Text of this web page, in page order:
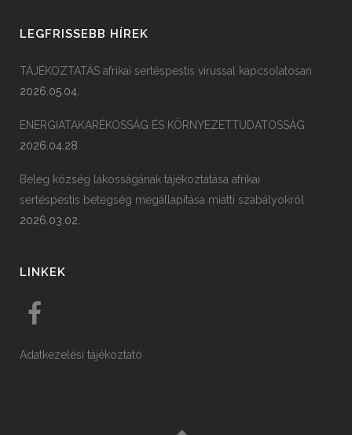
LEGFRISSEBB HÍREK
TÁJÉKOZTATÁS afrikai sertéspestis vírussal kapcsolatosan
2026.05.04.
ENERGIATAKARÉKOSSÁG ÉS KÖRNYEZETTUDATOSSÁG
2026.04.28.
Beleg község lakosságának tájékoztatása afrikai
sertéspestis betegség megállapítása miatti szabályokról
2026.03.02.
LINKEK
Adatkezelési tájékoztató